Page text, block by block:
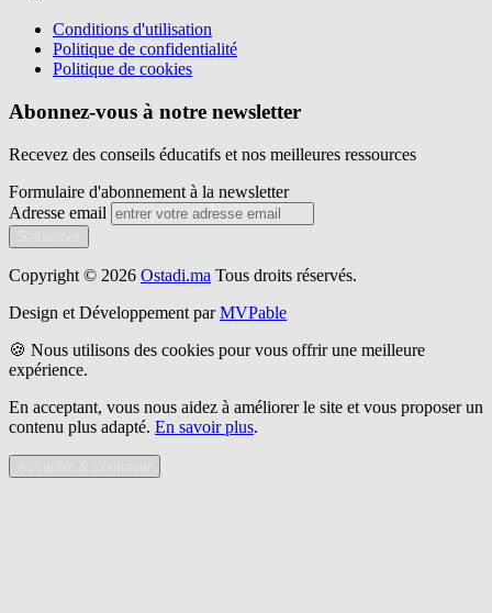
Conditions d'utilisation
Politique de confidentialité
Politique de cookies
Abonnez-vous à notre newsletter
Recevez des conseils éducatifs et nos meilleures ressources
Formulaire d'abonnement à la newsletter
Adresse email
Copyright © 2026 Ostadi.ma Tous droits réservés.
Design et Développement par MVPable
🍪 Nous utilisons des cookies pour vous offrir une meilleure
expérience.
En acceptant, vous nous aidez à améliorer le site et vous proposer un
contenu plus adapté. En savoir plus.